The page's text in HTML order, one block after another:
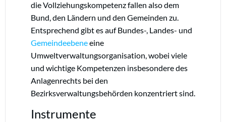
die Vollziehungskompetenz fallen also dem
Bund, den Ländern und den Gemeinden zu.
Entsprechend gibt es auf Bundes-, Landes- und
Gemeindeebeneeine
Umweltverwaltungsorganisation, wobei viele
und wichtige Kompetenzen insbesondere des
Anlagenrechts bei den
Bezirksverwaltungsbehörden konzentriert sind.
Instrumente